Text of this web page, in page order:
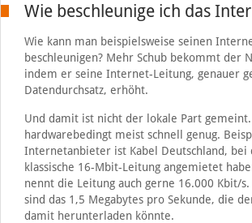
Wie beschleunige ich das
Wie kann man beispielsweise seinen
beschleunigen? Mehr Schub bekommt der
indem er seine Internet-Leitung, genauer
Datendurchsatz, erhöht.
Und damit ist nicht der lokale Part
hardwarebedingt meist schnell genug.
Internetanbieter ist Kabel Deutschland, bei
klassische 16-Mbit-Leitung angemietet
nennt die Leitung auch gerne 16.000 Kbit/
sind das 1,5 Megabytes pro Sekunde, die
damit herunterladen könnte.